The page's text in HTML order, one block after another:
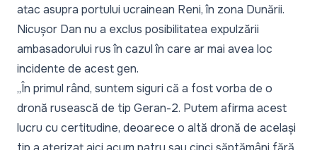
atac asupra portului ucrainean Reni, în zona Dunării.
Nicușor Dan nu a exclus posibilitatea expulzării
ambasadorului rus în cazul în care ar mai avea loc
incidente de acest gen.
„În primul rând, suntem siguri că a fost vorba de o
dronă rusească de tip Geran-2. Putem afirma acest
lucru cu certitudine, deoarece o altă dronă de același